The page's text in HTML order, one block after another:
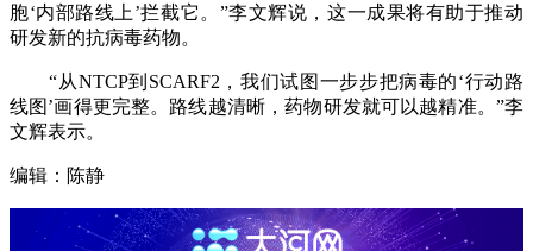
胞‘内部路线上’拦截它。”李文辉说，这一成果将有助于推动
研发新的抗病毒药物。
“从NTCP到SCARF2，我们试图一步步把病毒的‘行动路
线图’画得更完整。路线越清晰，药物研发就可以越精准。”李
文辉表示。
编辑：陈静